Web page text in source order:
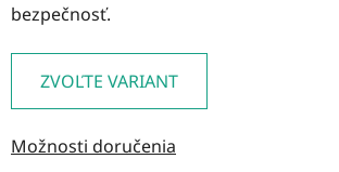
bezpečnosť.
ZVOĽTE VARIANT
Možnosti doručenia